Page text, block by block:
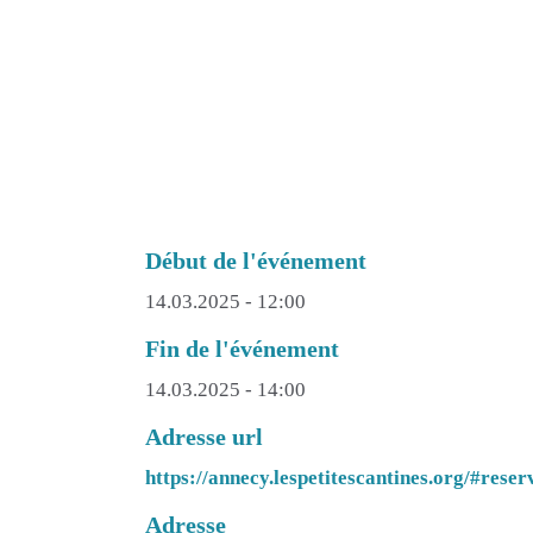
Début de l'événement
14.03.2025 - 12:00
Fin de l'événement
14.03.2025 - 14:00
Adresse url
https://annecy.lespetitescantines.org/
Adresse